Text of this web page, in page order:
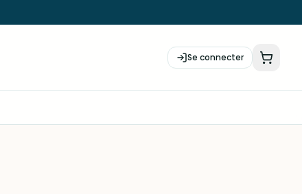
Se connecter